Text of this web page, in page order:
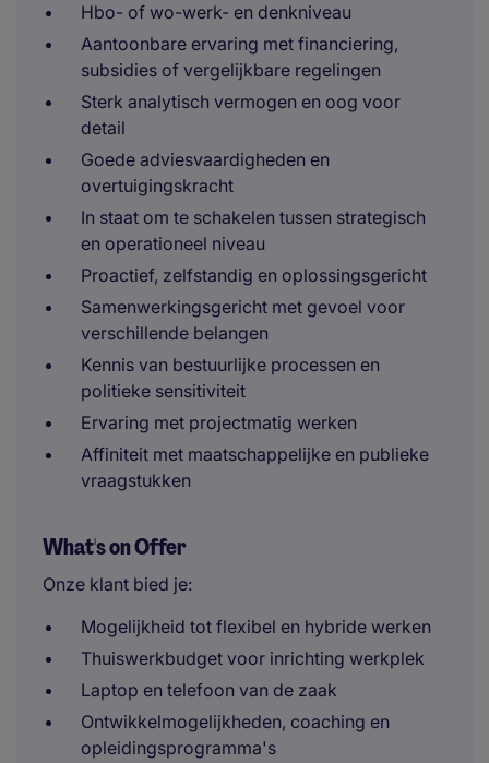
Hbo- of wo-werk- en denkniveau
Aantoonbare ervaring met financiering,
subsidies of vergelijkbare regelingen
Sterk analytisch vermogen en oog voor
detail
Goede adviesvaardigheden en
overtuigingskracht
In staat om te schakelen tussen strategisch
en operationeel niveau
Proactief, zelfstandig en oplossingsgericht
Samenwerkingsgericht met gevoel voor
verschillende belangen
Kennis van bestuurlijke processen en
politieke sensitiviteit
Ervaring met projectmatig werken
Affiniteit met maatschappelijke en publieke
vraagstukken
What's on Offer
Onze klant bied je:
Mogelijkheid tot flexibel en hybride werken
Thuiswerkbudget voor inrichting werkplek
Laptop en telefoon van de zaak
Ontwikkelmogelijkheden, coaching en
opleidingsprogramma's